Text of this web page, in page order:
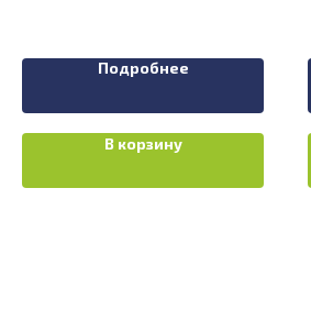
Подробнее
В корзину